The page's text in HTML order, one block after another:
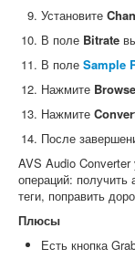
Установите
В поле Bitrate
В поле Sample
Нажмите Browse
Нажмите
После
AVS Audio Converter
операций: получить
теги, поправить
Плюсы
Есть кнопка